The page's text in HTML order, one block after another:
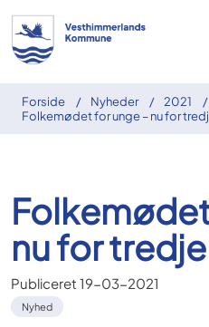
Forside Nyheder 2021
Folkemødet for unge – nu for
nu for
Publiceret 19-03-2021
Nyhed